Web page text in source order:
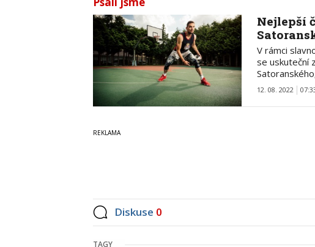
Nejlepší
V rámci
se uskuteční
12. 08. 2022
Diskuse 0
TAGY